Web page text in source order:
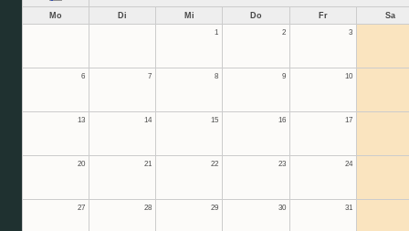
Mo Di Mi Do Fr Sa
1 2 3
6 7 8 9 10
13 14 15 16 17
20 21 22 23 24
27 28 29 30 31